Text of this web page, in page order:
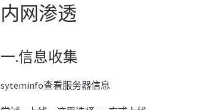
内网渗透
一.信息收集
syteminfo查看服务器信息